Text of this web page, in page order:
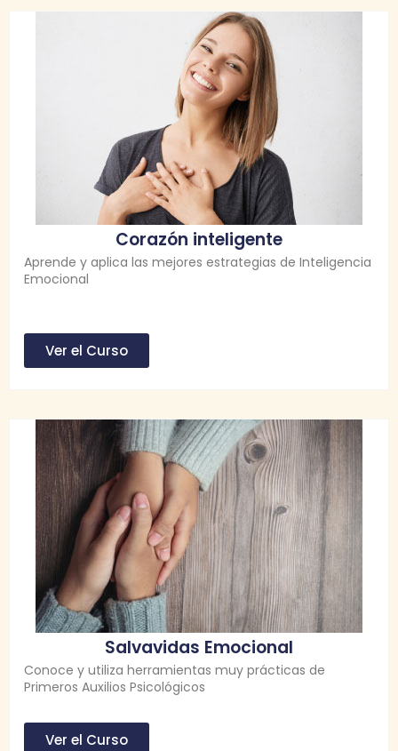
Corazón inteligente
Aprende y aplica las mejores estrategias de Inteligencia
Emocional
Ver el Curso
Salvavidas Emocional
Conoce y utiliza herramientas muy prácticas de
Primeros Auxilios Psicológicos
Ver el Curso